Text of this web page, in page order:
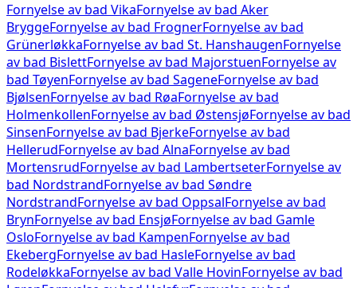
Fornyelse av bad VikaFornyelse av bad Aker
BryggeFornyelse av bad FrognerFornyelse av bad
GrünerløkkaFornyelse av bad St. HanshaugenFornyelse
av bad BislettFornyelse av bad MajorstuenFornyelse av
bad TøyenFornyelse av bad SageneFornyelse av bad
BjølsenFornyelse av bad RøaFornyelse av bad
HolmenkollenFornyelse av bad ØstensjøFornyelse av bad
SinsenFornyelse av bad BjerkeFornyelse av bad
HellerudFornyelse av bad AlnaFornyelse av bad
MortensrudFornyelse av bad LambertseterFornyelse av
bad NordstrandFornyelse av bad Søndre
NordstrandFornyelse av bad OppsalFornyelse av bad
BrynFornyelse av bad EnsjøFornyelse av bad Gamle
OsloFornyelse av bad KampenFornyelse av bad
EkebergFornyelse av bad HasleFornyelse av bad
RodeløkkaFornyelse av bad Valle HovinFornyelse av bad